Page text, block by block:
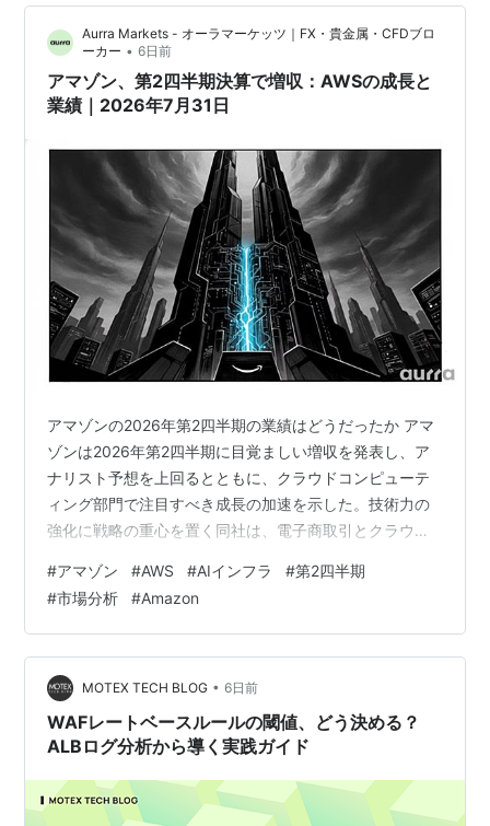
ービスへのコピーは現実的ではありません。かといって
NFS マウントを前提にすると、非エンジニアの…
Aurra Markets - オーラマーケッツ｜FX・貴金属・CFDブロ
ーカー • 6日前
アマゾン、第2四半期決算で増収：AWSの成長と
業績｜2026年7月31日
アマゾンの2026年第2四半期の業績はどうだったか アマ
ゾンは2026年第2四半期に目覚ましい増収を発表し、ア
ナリスト予想を上回るとともに、クラウドコンピューテ
ィング部門で注目すべき成長の加速を示した。技術力の
強化に戦略の重心を置く同社は、電子商取引とクラウド
ている。
#アマゾン #AWS #AIインフラ #第2四半期
#市場分析 #Amazon
MOTEX TECH BLOG • 6日前
WAFレートベースルールの閾値、どう決める？
ALBログ分析から導く実践ガイド